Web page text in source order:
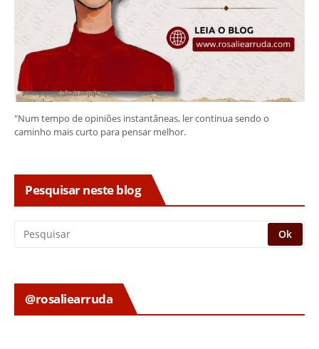
"Num tempo de opiniões instantâneas, ler continua sendo o
caminho mais curto para pensar melhor.
Pesquisar neste blog
@rosaliearruda